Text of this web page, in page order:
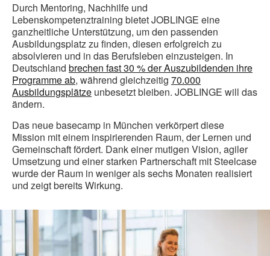
Durch Mentoring, Nachhilfe und
Lebenskompetenztraining bietet JOBLINGE eine
ganzheitliche Unterstützung, um den passenden
Ausbildungsplatz zu finden, diesen erfolgreich zu
absolvieren und in das Berufsleben einzusteigen. In
Deutschland brechen fast 30 % der Auszubildenden ihre
Programme ab, während gleichzeitig 70.000
Ausbildungsplätze unbesetzt bleiben. JOBLINGE will das
ändern.
Das neue basecamp in München verkörpert diese
Mission mit einem inspirierenden Raum, der Lernen und
Gemeinschaft fördert. Dank einer mutigen Vision, agiler
Umsetzung und einer starken Partnerschaft mit Steelcase
wurde der Raum in weniger als sechs Monaten realisiert
und zeigt bereits Wirkung.